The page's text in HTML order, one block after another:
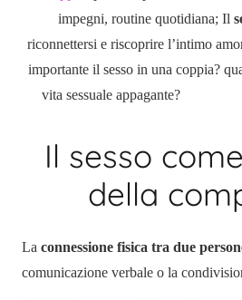
impegni, routine quotidiana; Il
riconnettersi e riscoprire l’intimo
importante il sesso in una coppia?
vita sessuale appagante?
Il sesso
della
La connessione fisica tra due
comunicazione verbale o la